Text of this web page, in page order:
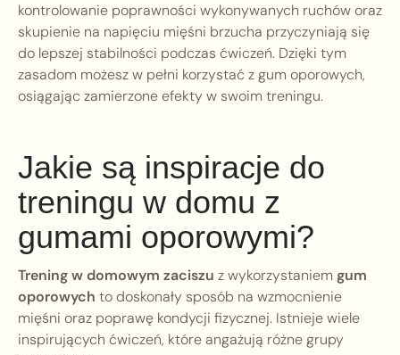
kontrolowanie poprawności wykonywanych ruchów oraz
skupienie na napięciu mięśni brzucha przyczyniają się
do lepszej stabilności podczas ćwiczeń. Dzięki tym
zasadom możesz w pełni korzystać z gum oporowych,
osiągając zamierzone efekty w swoim treningu.
Jakie są inspiracje do
treningu w domu z
gumami oporowymi?
Trening w domowym zaciszu z wykorzystaniem gum
oporowych to doskonały sposób na wzmocnienie
mięśni oraz poprawę kondycji fizycznej. Istnieje wiele
inspirujących ćwiczeń, które angażują różne grupy